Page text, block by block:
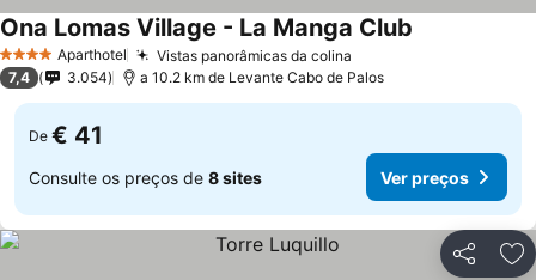
4 EstrelasAparthotel Vistas panorâmicas da colina
Ona Lomas Village - La Manga Club
7,4 3.054 a 10.2 km de Levante Cabo de Palos
De € 41
Consulte os preços de 8 sites Ver preços
Partilhar